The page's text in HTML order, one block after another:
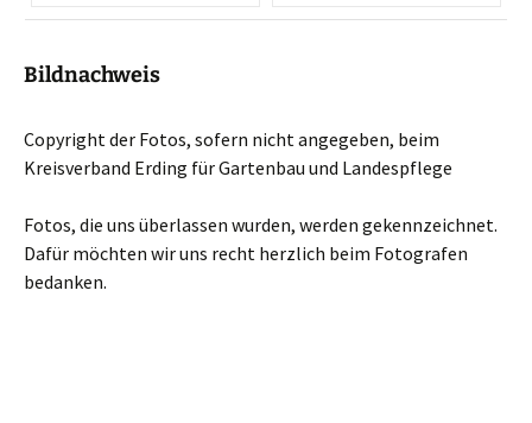
Bildnachweis
Copyright der Fotos, sofern nicht angegeben, beim
Kreisverband Erding für Gartenbau und Landespflege
Fotos, die uns überlassen wurden, werden gekennzeichnet.
Dafür möchten wir uns recht herzlich beim Fotografen
bedanken.